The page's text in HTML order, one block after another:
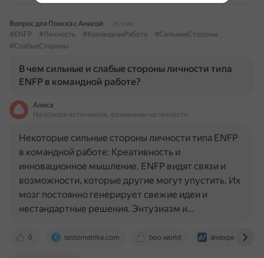
Вопрос для Поиска с Алисой
26 мая
#ENFP
#Личность #КоманднаяРабота
#СильныеСтороны
#СлабыеСтороны
В чем сильные и слабые стороны личности типа
ENFP в командной работе?
Алиса
На основе источников, возможны неточности
0 testometrika.com boo.world aivexpert.ru
Некоторые сильные стороны личности типа ENFP
в командной работе: Креативность и
инновационное мышление. ENFP видят связи и
возможности, которые другие могут упустить. Их
мозг постоянно генерирует свежие идеи и
нестандартные решения. Энтузиазм и…